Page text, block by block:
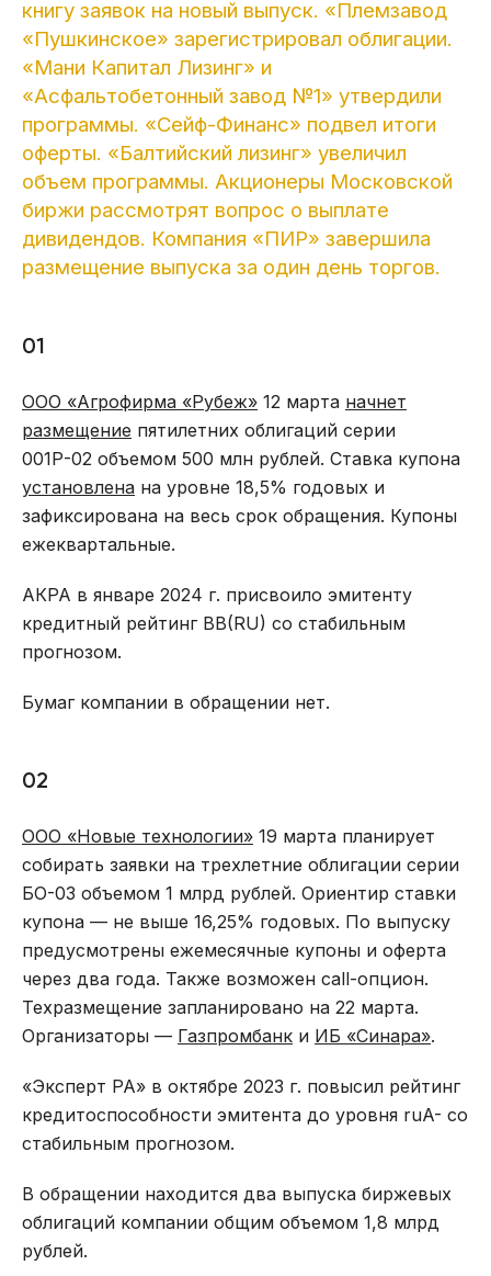
книгу заявок на новый выпуск. «Племзавод
«Пушкинское» зарегистрировал облигации.
«Мани Капитал Лизинг» и
«Асфальтобетонный завод №1» утвердили
программы. «Сейф-Финанс» подвел итоги
оферты. «Балтийский лизинг» увеличил
объем программы. Акционеры Московской
биржи рассмотрят вопрос о выплате
дивидендов. Компания «ПИР» завершила
размещение выпуска за один день торгов.
01
ООО «Агрофирма «Рубеж» 12 марта начнет
размещение пятилетних облигаций серии
001Р-02 объемом 500 млн рублей. Ставка купона
установлена на уровне 18,5% годовых и
зафиксирована на весь срок обращения. Купоны
ежеквартальные.
АКРА в январе 2024 г. присвоило эмитенту
кредитный рейтинг BB(RU) со стабильным
прогнозом.
Бумаг компании в обращении нет.
02
ООО «Новые технологии» 19 марта планирует
собирать заявки на трехлетние облигации серии
БО-03 объемом 1 млрд рублей. Ориентир ставки
купона — не выше 16,25% годовых. По выпуску
предусмотрены ежемесячные купоны и оферта
через два года. Также возможен call-опцион.
Техразмещение запланировано на 22 марта.
Организаторы — Газпромбанк и ИБ «Синара».
«Эксперт РА» в октябре 2023 г. повысил рейтинг
кредитоспособности эмитента до уровня ruA- со
стабильным прогнозом.
В обращении находится два выпуска биржевых
облигаций компании общим объемом 1,8 млрд
рублей.